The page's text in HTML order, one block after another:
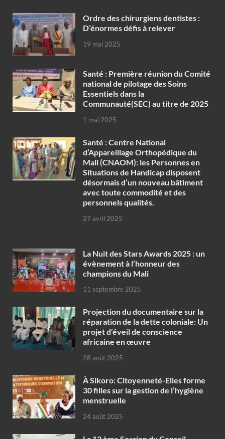
Ordre des chirurgiens dentistes :
D’énormes défis à relever
19 mai 2025
Santé : Première réunion du Comité
national de pilotage des Soins
Essentiels dans la
Communauté(SEC) au titre de 2025
1 mai 2025
Santé : Centre National
d’Appareillage Orthopédique du
Mali (CNAOM): les Personnes en
Situations de Handicap disposent
désormais d’un nouveau bâtiment
avec toute commodité et des
personnels qualités.
27 avril 2025
‎La Nuit des Stars Awards 2025 : un
évènement à l’honneur des
champions du Mali
11 septembre 2025
Projection du documentaire sur la
réparation de la dette coloniale: Un
projet d’éveil de conscience
africaine en œuvre‎
28 août 2025
À Sikoro: Citoyenneté-Elles forme
30 filles sur la gestion de l’hygiène
menstruelle
24 août 2025